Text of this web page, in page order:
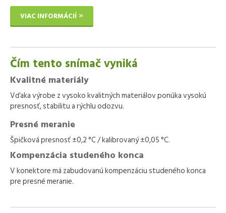
VIAC INFORMÁCIÍ
Čím tento snímač vyniká
Kvalitné materiály
Vďaka výrobe z vysoko kvalitných materiálov ponúka vysokú
presnosť, stabilitu a rýchlu odozvu.
Presné meranie
Špičková presnosť ±0,2 °C / kalibrovaný ±0,05 °C.
Kompenzácia studeného konca
V konektore má zabudovanú kompenzáciu studeného konca
pre presné meranie.